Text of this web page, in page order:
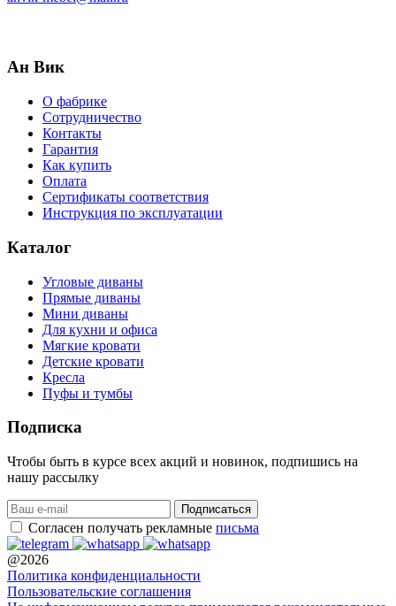
Ан Вик
О фабрике
Сотрудничество
Контакты
Гарантия
Как купить
Оплата
Сертификаты соответствия
Инструкция по эксплуатации
Каталог
Угловые диваны
Прямые диваны
Мини диваны
Для кухни и офиса
Мягкие кровати
Детские кровати
Кресла
Пуфы и тумбы
Подписка
Чтобы быть в курсе всех акций и новинок, подпишись на
нашу рассылку
Согласен получать рекламные письма
@2026
Политика конфиденциальности
Пользовательские соглашения